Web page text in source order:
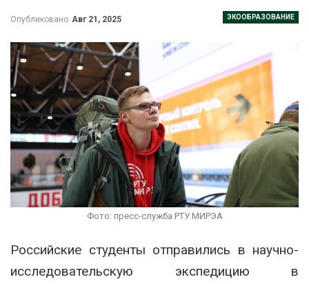
ЭКООБРАЗОВАНИЕ
Опубликовано Авг 21, 2025
Фото: пресс-служба РТУ МИРЭА
Российские студенты отправились в научно-
исследовательскую экспедицию в